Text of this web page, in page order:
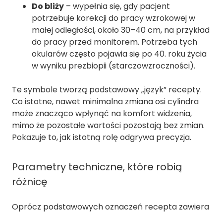
Do bliży – wypełnia się, gdy pacjent
potrzebuje korekcji do pracy wzrokowej w
małej odległości, około 30–40 cm, na przykład
do pracy przed monitorem. Potrzeba tych
okularów często pojawia się po 40. roku życia
w wyniku prezbiopii (starczowzroczności).
Te symbole tworzą podstawowy „język” recepty.
Co istotne, nawet minimalna zmiana osi cylindra
może znacząco wpłynąć na komfort widzenia,
mimo że pozostałe wartości pozostają bez zmian.
Pokazuje to, jak istotną rolę odgrywa precyzja.
Parametry techniczne, które robią
różnicę
Oprócz podstawowych oznaczeń recepta zawiera